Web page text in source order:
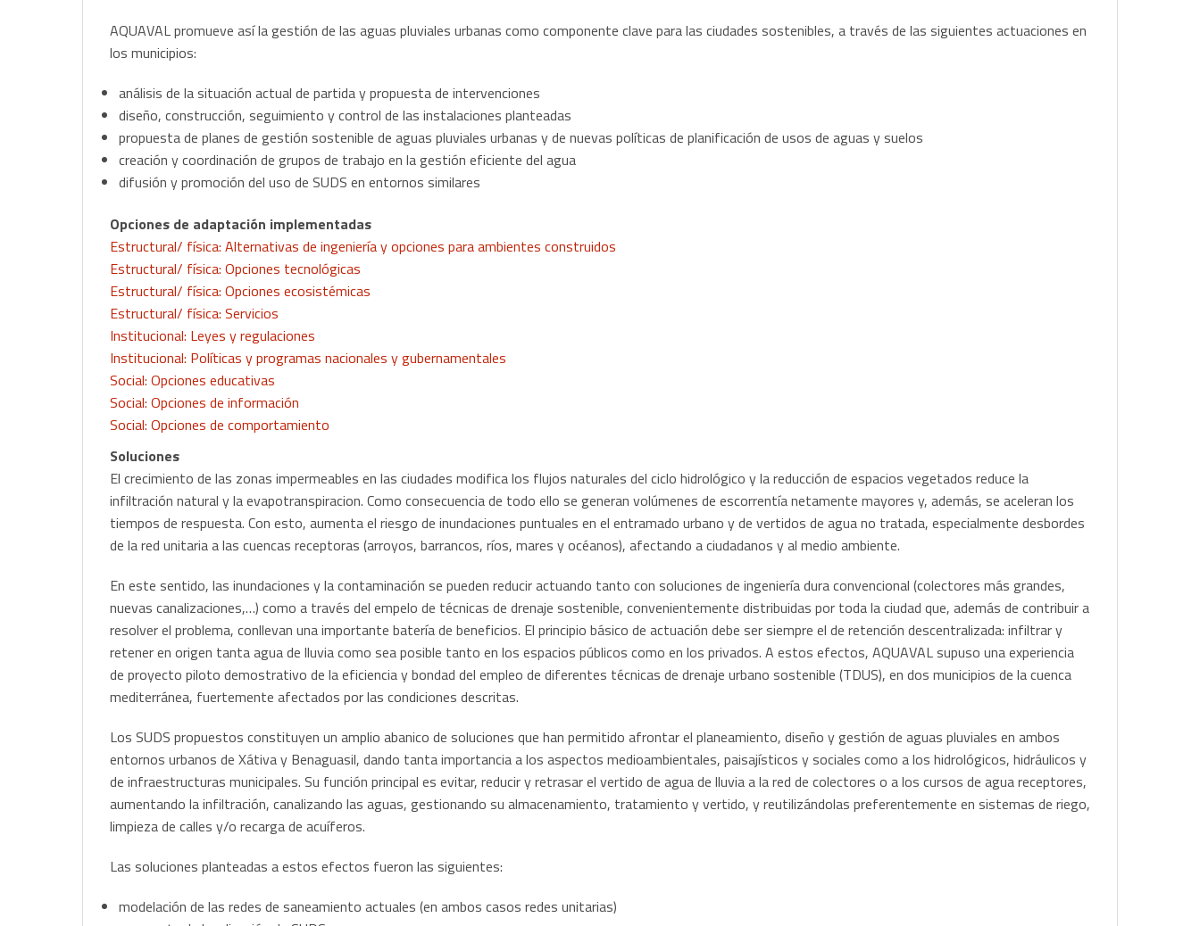
AQUAVAL promueve así la gestión de las aguas pluviales urbanas como componente clave para las ciudades sostenibles, a través de las siguientes actuaciones en
los municipios:
análisis de la situación actual de partida y propuesta de intervenciones
diseño, construcción, seguimiento y control de las instalaciones planteadas
propuesta de planes de gestión sostenible de aguas pluviales urbanas y de nuevas políticas de planificación de usos de aguas y suelos
creación y coordinación de grupos de trabajo en la gestión eficiente del agua
difusión y promoción del uso de SUDS en entornos similares
Opciones de adaptación implementadas
Estructural/ física: Alternativas de ingeniería y opciones para ambientes construidos
Estructural/ física: Opciones tecnológicas
Estructural/ física: Opciones ecosistémicas
Estructural/ física: Servicios
Institucional: Leyes y regulaciones
Institucional: Políticas y programas nacionales y gubernamentales
Social: Opciones educativas
Social: Opciones de información
Social: Opciones de comportamiento
Soluciones
El crecimiento de las zonas impermeables en las ciudades modifica los flujos naturales del ciclo hidrológico y la reducción de espacios vegetados reduce la
infiltración natural y la evapotranspiracion. Como consecuencia de todo ello se generan volúmenes de escorrentía netamente mayores y, además, se aceleran los
tiempos de respuesta. Con esto, aumenta el riesgo de inundaciones puntuales en el entramado urbano y de vertidos de agua no tratada, especialmente desbordes
de la red unitaria a las cuencas receptoras (arroyos, barrancos, ríos, mares y océanos), afectando a ciudadanos y al medio ambiente.
En este sentido, las inundaciones y la contaminación se pueden reducir actuando tanto con soluciones de ingeniería dura convencional (colectores más grandes,
nuevas canalizaciones,…) como a través del empelo de técnicas de drenaje sostenible, convenientemente distribuidas por toda la ciudad que, además de contribuir a
resolver el problema, conllevan una importante batería de beneficios. El principio básico de actuación debe ser siempre el de retención descentralizada: infiltrar y
retener en origen tanta agua de lluvia como sea posible tanto en los espacios públicos como en los privados. A estos efectos, AQUAVAL supuso una experiencia
de proyecto piloto demostrativo de la eficiencia y bondad del empleo de diferentes técnicas de drenaje urbano sostenible (TDUS), en dos municipios de la cuenca
mediterránea, fuertemente afectados por las condiciones descritas.
Los SUDS propuestos constituyen un amplio abanico de soluciones que han permitido afrontar el planeamiento, diseño y gestión de aguas pluviales en ambos
entornos urbanos de Xátiva y Benaguasil, dando tanta importancia a los aspectos medioambientales, paisajísticos y sociales como a los hidrológicos, hidráulicos y
de infraestructuras municipales. Su función principal es evitar, reducir y retrasar el vertido de agua de lluvia a la red de colectores o a los cursos de agua receptores,
aumentando la infiltración, canalizando las aguas, gestionando su almacenamiento, tratamiento y vertido, y reutilizándolas preferentemente en sistemas de riego,
limpieza de calles y/o recarga de acuíferos.
Las soluciones planteadas a estos efectos fueron las siguientes:
modelación de las redes de saneamiento actuales (en ambos casos redes unitarias)